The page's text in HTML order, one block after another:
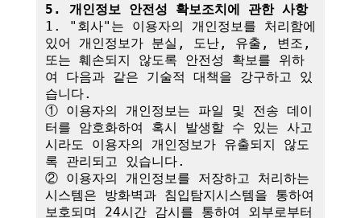
5. 개인정보 안전성 확보조치에 관한 사항
1. "회사"는 이용자의 개인정보를 처리함에
있어 개인정보가 분실, 도난, 유출, 변조,
또는 훼손되지 않도록 안전성 확보를 위하
여 다음과 같은 기술적 대책을 강구하고 있
습니다.
① 이용자의 개인정보는 파일 및 전송 데이
터를 암호화하여 혹시 발생할 수 있는 사고
시라도 이용자의 개인정보가 유출되지 않도
록 관리되고 있습니다.
② 이용자의 개인정보를 저장하고 처리하는
시스템은 방화벽과 침입탐지시스템을 통하여
보호되며 24시간 감시를 통하여 외부로부터